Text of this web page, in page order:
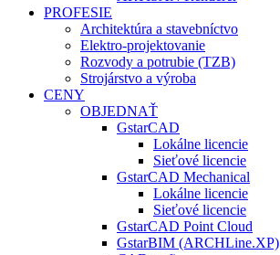
PROFESIE
Architektúra a stavebníctvo
Elektro-projektovanie
Rozvody a potrubie (TZB)
Strojárstvo a výroba
CENY
OBJEDNAŤ
GstarCAD
Lokálne licencie
Sieťové licencie
GstarCAD Mechanical
Lokálne licencie
Sieťové licencie
GstarCAD Point Cloud
GstarBIM (ARCHLine.XP)